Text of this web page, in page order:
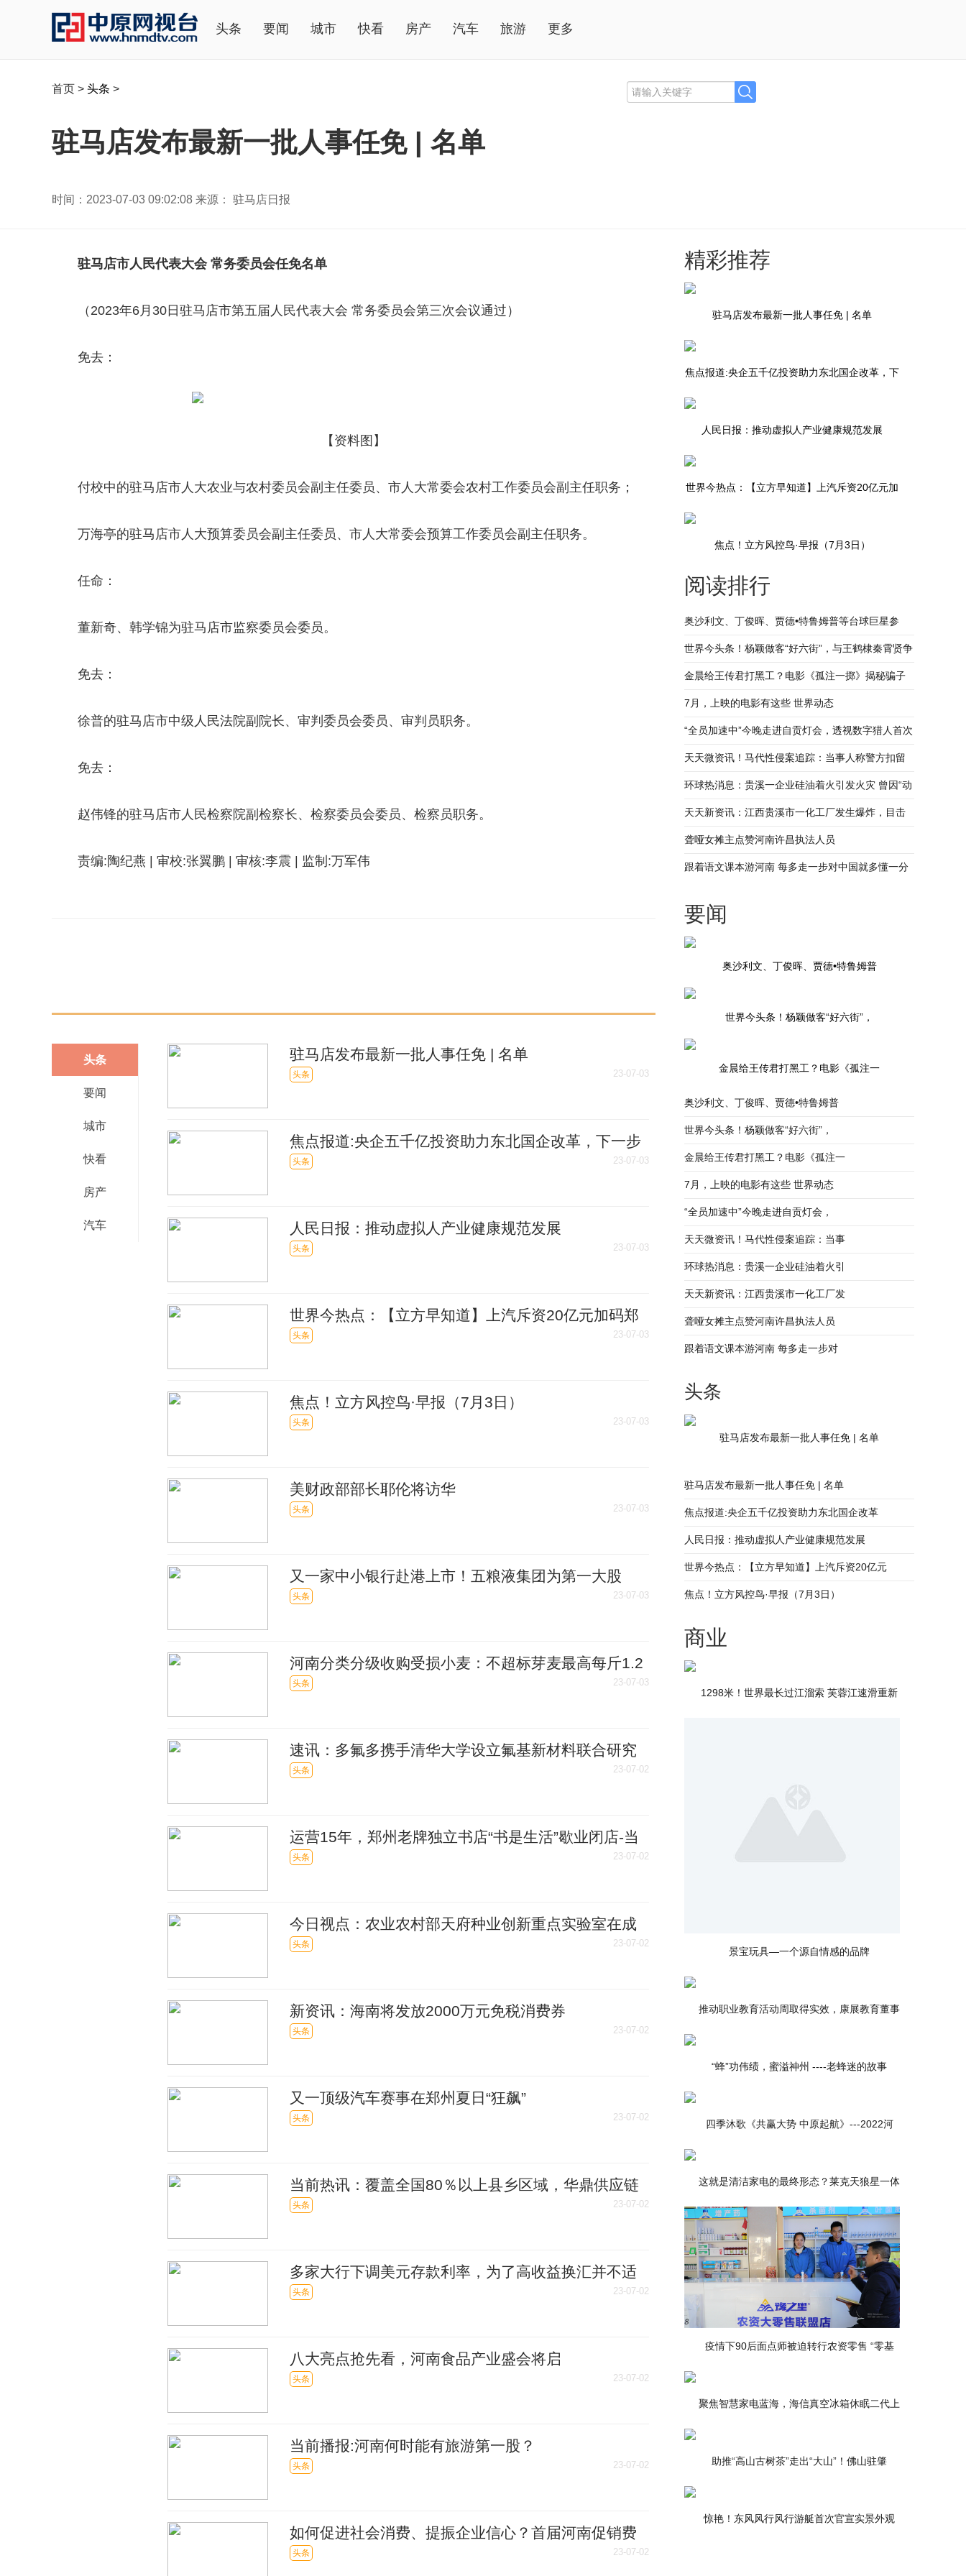
头条 要闻 城市 快看 房产 汽车 旅游 更多
首页 > 头条 >
驻马店发布最新一批人事任免 | 名单
时间：2023-07-03 09:02:08 来源： 驻马店日报
驻马店市人民代表大会 常务委员会任免名单
（2023年6月30日驻马店市第五届人民代表大会 常务委员会第三次会议通过）
免去：
【资料图】
付校中的驻马店市人大农业与农村委员会副主任委员、市人大常委会农村工作委员会副主任职务；
万海亭的驻马店市人大预算委员会副主任委员、市人大常委会预算工作委员会副主任职务。
任命：
董新奇、韩学锦为驻马店市监察委员会委员。
免去：
徐普的驻马店市中级人民法院副院长、审判委员会委员、审判员职务。
免去：
赵伟锋的驻马店市人民检察院副检察长、检察委员会委员、检察员职务。
责编:陶纪燕 | 审校:张翼鹏 | 审核:李震 | 监制:万军伟
头条
要闻
城市
快看
房产
汽车
驻马店发布最新一批人事任免 | 名单
头条 23-07-03
焦点报道:央企五千亿投资助力东北国企改革，下一步
东北地区改革重点是什么
头条 23-07-03
人民日报：推动虚拟人产业健康规范发展
头条 23-07-03
世界今热点：【立方早知道】上汽斥资20亿元加码郑
州/超百亿疯狂造假被罚/河南企业上市融资创四年新高
头条 23-07-03
焦点！立方风控鸟·早报（7月3日）
头条 23-07-03
美财政部部长耶伦将访华
头条 23-07-03
又一家中小银行赴港上市！五粮液集团为第一大股
东，两年内已两次大规模增资 世界热点评
头条 23-07-03
河南分类分级收购受损小麦：不超标芽麦最高每斤1.2
元
头条 23-07-03
速讯：多氟多携手清华大学设立氟基新材料联合研究
中心
头条 23-07-02
运营15年，郑州老牌独立书店“书是生活”歇业闭店-当
前独家
头条 23-07-02
今日视点：农业农村部天府种业创新重点实验室在成
都揭牌成立
头条 23-07-02
新资讯：海南将发放2000万元免税消费券
头条 23-07-02
又一顶级汽车赛事在郑州夏日“狂飙”
头条 23-07-02
当前热讯：覆盖全国80％以上县乡区域，华鼎供应链
未来5年营收要破百亿元
头条 23-07-02
多家大行下调美元存款利率，为了高收益换汇并不适
宜_天天微动态
头条 23-07-02
八大亮点抢先看，河南食品产业盛会将启
头条 23-07-02
当前播报:河南何时能有旅游第一股？
头条 23-07-02
如何促进社会消费、提振企业信心？首届河南促销费
发展高峰论坛郑州举办 天天热点
头条 23-07-02
精彩推荐
驻马店发布最新一批人事任免 | 名单
焦点报道:央企五千亿投资助力东北国企改革，下
人民日报：推动虚拟人产业健康规范发展
世界今热点：【立方早知道】上汽斥资20亿元加
码郑州/超百亿疯狂造假被罚/河南企业上市融资
焦点！立方风控鸟·早报（7月3日）
阅读排行
奥沙利文、丁俊晖、贾德•特鲁姆普等台球巨星参
加！2023澳门斯诺克大师邀请赛12月举行
世界今头条！杨颖做客“好六街”，与王鹤棣秦霄贤争
夺“最有排面”奖励
金晨给王传君打黑工？电影《孤注一掷》揭秘骗子
的千层套路
7月，上映的电影有这些 世界动态
“全员加速中”今晚走进自贡灯会，透视数字猎人首次
亮相！
天天微资讯！马代性侵案追踪：当事人称警方扣留
涉事管家护照，或将在美国起诉
环球热消息：贵溪一企业硅油着火引发火灾 曾因“动
火作业现场无管理人员”遭处罚
天天新资讯：江西贵溪市一化工厂发生爆炸，目击
者：事发时很大的爆炸声、浓烟
聋哑女摊主点赞河南许昌执法人员
跟着语文课本游河南 每多走一步对中国就多懂一分
要闻
奥沙利文、丁俊晖、贾德•特鲁姆普
世界今头条！杨颖做客“好六街”，
金晨给王传君打黑工？电影《孤注一
奥沙利文、丁俊晖、贾德•特鲁姆普
世界今头条！杨颖做客“好六街”，
金晨给王传君打黑工？电影《孤注一
7月，上映的电影有这些 世界动态
“全员加速中”今晚走进自贡灯会，
天天微资讯！马代性侵案追踪：当事
环球热消息：贵溪一企业硅油着火引
天天新资讯：江西贵溪市一化工厂发
聋哑女摊主点赞河南许昌执法人员
跟着语文课本游河南 每多走一步对
头条
驻马店发布最新一批人事任免 | 名单
驻马店发布最新一批人事任免 | 名单
焦点报道:央企五千亿投资助力东北国企改革
人民日报：推动虚拟人产业健康规范发展
世界今热点：【立方早知道】上汽斥资20亿元
焦点！立方风控鸟·早报（7月3日）
商业
1298米！世界最长过江溜索 芙蓉江速滑重新
景宝玩具—一个源自情感的品牌
推动职业教育活动周取得实效，康展教育董事
“蜂”功伟绩，蜜溢神州 ----老蜂迷的故事
四季沐歌《共赢大势 中原起航》---2022河
这就是清洁家电的最终形态？莱克天狼星一体
疫情下90后面点师被迫转行农资零售 “零基
聚焦智慧家电蓝海，海信真空冰箱休眠二代上
助推“高山古树茶”走出“大山”！佛山驻肇
惊艳！东风风行风行游艇首次官宣实景外观